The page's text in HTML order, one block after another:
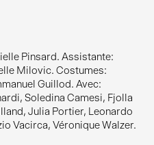
Pinsard. Assistante:
Milovic. Costumes:
Guillod. Avec:
Soledina Camesi, Fjolla
Julia Portier, Leonardo
Vacirca, Véronique Walzer.